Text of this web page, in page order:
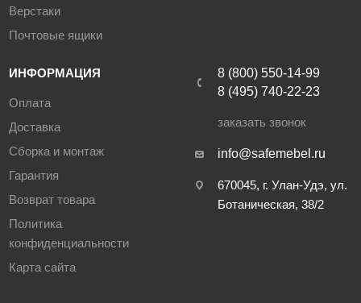
Верстаки
Почтовые ящики
ИНФОРМАЦИЯ
Оплата
Доставка
Сборка и монтаж
Гарантия
Возврат товара
Политика
конфиденциальности
Карта сайта
8 (800) 550-14-99
8 (495) 740-22-23
заказать звонок
info@safemebel.ru
670045, г. Улан-Удэ, ул.
Ботаническая, 38/2